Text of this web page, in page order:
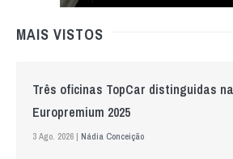
MAIS VISTOS
Três oficinas TopCar distinguidas
Europremium 2025
3 Ago. 2026 | Nádia Conceição